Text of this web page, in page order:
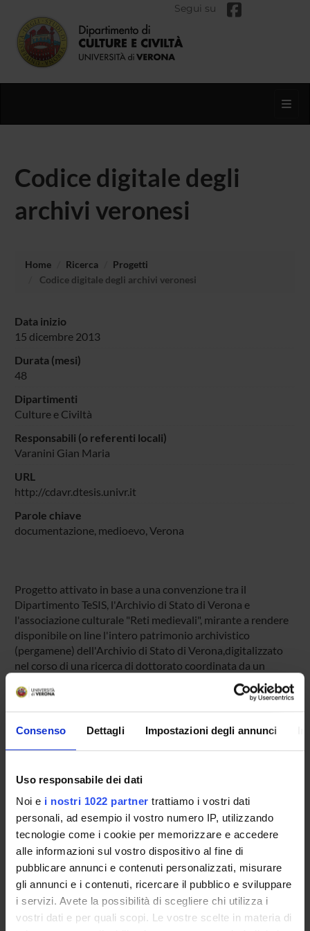
Consenso Dettagli Impostazioni degli annunci
Uso responsabile dei dati
Noi e i nostri 1022 partner trattiamo i vostri dati
personali, ad esempio il vostro numero IP, utilizzando
tecnologie come i cookie per memorizzare e accedere
alle informazioni sul vostro dispositivo al fine di
pubblicare annunci e contenuti personalizzati, misurare
gli annunci e i contenuti, ricercare il pubblico e sviluppare
i servizi. Avete la possibilità di scegliere chi utilizza i
vostri dati e per quali scopi. Le vostre scelte in materia di
Segui su
Codice digitale degli
archivi veronesi
Home Ricerca
Progetti
Codice digitale degli archivi veronesi
Data inizio
15 dicembre 2013
Durata (mesi)
48
Dipartimenti
Culture e Civiltà
Responsabili (o referenti locali)
Varanini Gian Maria
URL
http://cdavr.dtesis.univr.it
Parole chiave
documentazione, medioevo, Verona
Progetto attivato in base a una convenzione tra il
Dipartimento TeSIS, l'Archivio di Stato di Verona e
l'associazione culturale "Reti medievali", mirante a rendere
disponibile on line l'intero patrimonio archivistico
(pergamene) dell'Archivio di Stato di Verona,digitalizzato
nel corso di una ricerca di dottorato coordinata da un
PARTECIPANTI AL PROGETTO
Andrea Brugnoli
Gian Maria Varanini
ATTIVITÀ
AREE DI RICERCA